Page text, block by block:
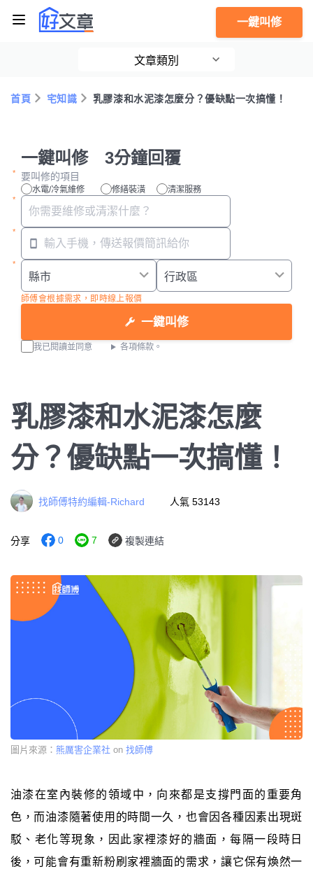
一鍵叫修
文章類別
首頁 宅知識 乳膠漆和水泥漆怎麼分？優缺點一次搞懂！
一鍵叫修 3分鐘回覆
要叫修的項目
水電/冷氣維修 修繕裝潢 清潔服務
師傅會根據需求，即時線上報價
一鍵叫修
我已閱讀並同意 各項條款。
乳膠漆和水泥漆怎麼
分？優缺點一次搞懂！
找師傅特約編輯-Richard 人氣 53143
分享 0 7 複製連結
圖片來源： 熊厲害企業社 on 找師傅
油漆在室內裝修的領域中，向來都是支撐門面的重要角
色，而油漆隨著使用的時間一久，也會因各種因素出現斑
駁、老化等現象，因此家裡漆好的牆面，每隔一段時日
後，可能會有重新粉刷家裡牆面的需求，讓它保有煥然一